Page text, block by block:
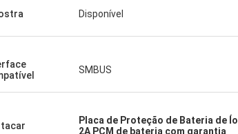
Disponível
SMBUS
Placa de Proteção de Bateria de
2A PCM de bateria com garantia